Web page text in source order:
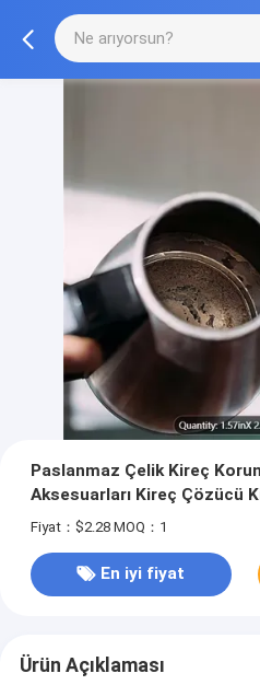
Paslanmaz Çelik Kireç
Aksesuarları Kireç Çözücü
Fiyat：$2.28 MOQ：1
En iyi fiyat
Ürün Açıklaması